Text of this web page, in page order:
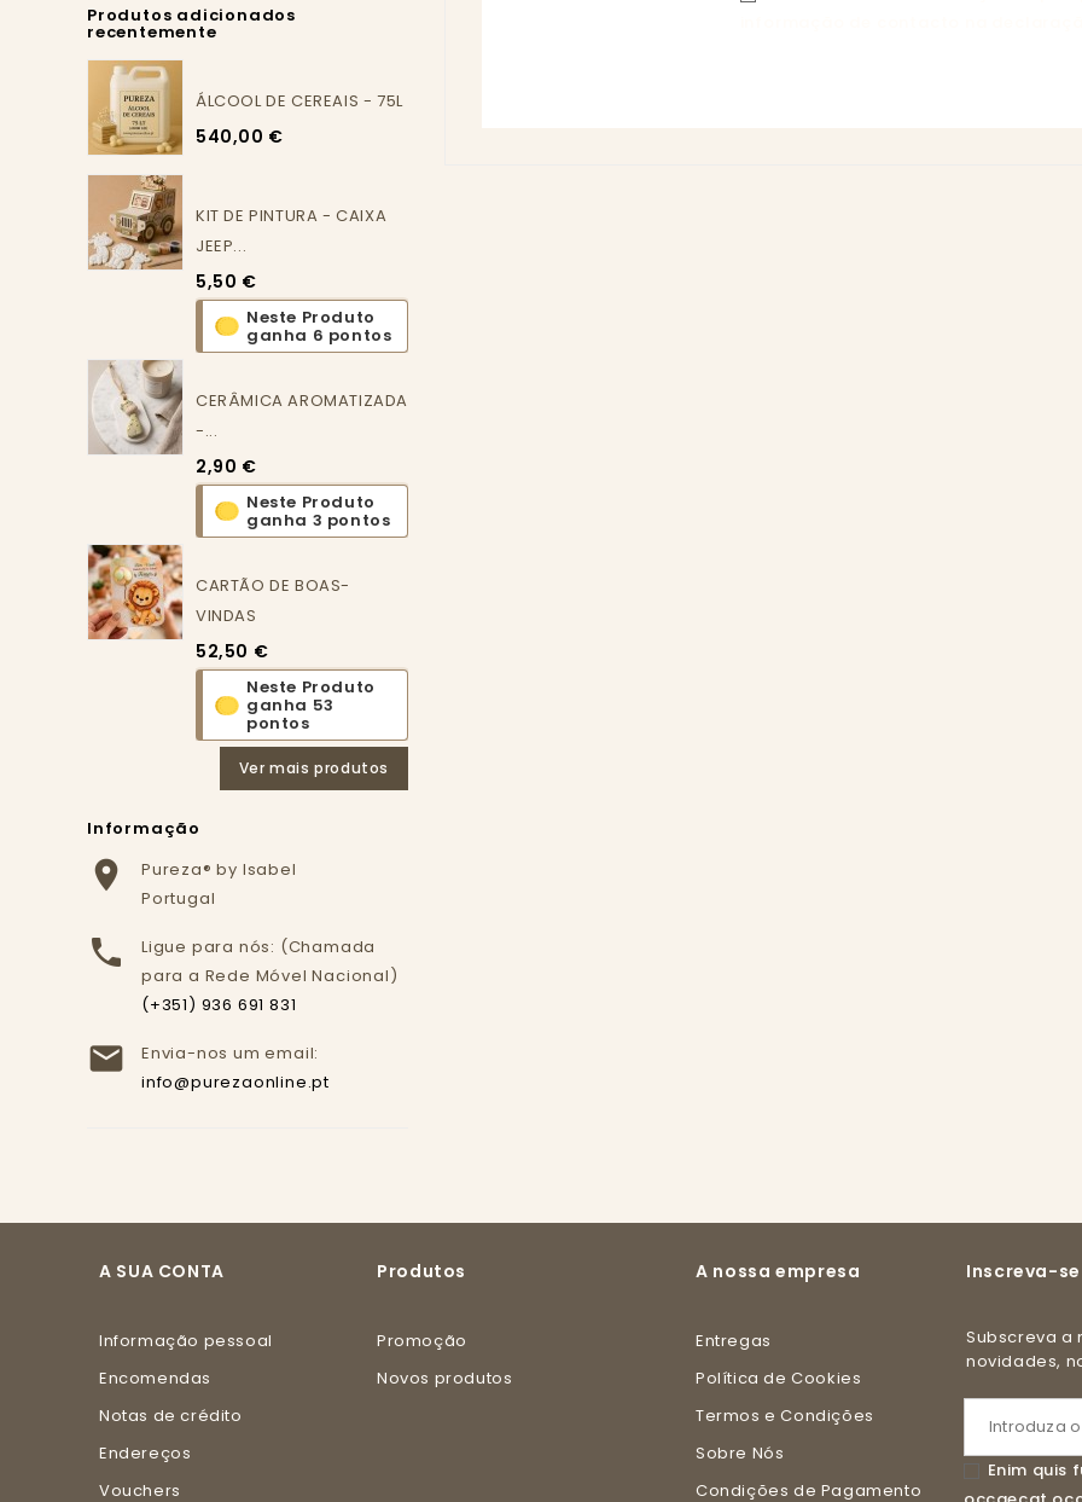
Produtos adicionados
recentemente
ÁLCOOL DE CEREAIS - 75L
540,00 €
KIT DE PINTURA - CAIXA
JEEP...
5,50 €
Neste Produto
ganha 6 pontos
CERÂMICA AROMATIZADA
-...
2,90 €
Neste Produto
ganha 3 pontos
CARTÃO DE BOAS-
VINDAS
52,50 €
Neste Produto
ganha 53
pontos
Ver mais produtos
Informação

Pureza® by Isabel
Portugal

Ligue para nós: (Chamada
para a Rede Móvel Nacional)
(+351) 936 691 831

Envia-nos um email:
info@purezaonline.pt
A SUA CONTA
Informação pessoal
Encomendas
Notas de crédito
Endereços
Vouchers
Inscreva-
Subscreva a nossa newsletter e receba todas as
novidades,
Enim quis
Produtos
Promoção
Novos produtos
A nossa empresa
Entregas
Política de Cookies
Termos e Condições
Sobre Nós
Condições de Pagamento